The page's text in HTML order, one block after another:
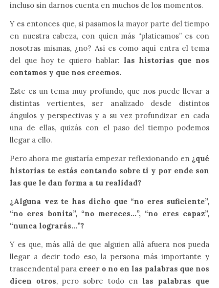
incluso sin darnos cuenta en muchos de los momentos.
Y es entonces que, si pasamos la mayor parte del tiempo
en nuestra cabeza, con quien más “platicamos” es con
nosotras mismas, ¿no? Así es como aquí entra el tema
del que hoy te quiero hablar: las historias que nos
contamos y que nos creemos.
Este es un tema muy profundo, que nos puede llevar a
distintas vertientes, ser analizado desde distintos
ángulos y perspectivas y a su vez profundizar en cada
una de ellas, quizás con el paso del tiempo podemos
llegar a ello.
Pero ahora me gustaría empezar reflexionando en ¿qué
historias te estás contando sobre ti y por ende son
las que le dan forma a tu realidad?
¿Alguna vez te has dicho que “no eres suficiente”,
“no eres bonita”, “no mereces…”, “no eres capaz”,
“nunca lograrás…”?
Y es que, más allá de que alguien allá afuera nos pueda
llegar a decir todo eso, la persona más importante y
trascendental para creer o no en las palabras que nos
dicen otros, pero sobre todo en las palabras que